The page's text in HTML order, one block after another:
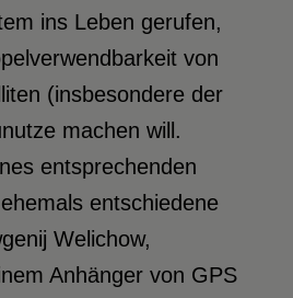
ins Leben gerufen,
von
(insbesondere der
machen will.
entsprechenden
entschiedene
Welichow,
Anhänger von GPS